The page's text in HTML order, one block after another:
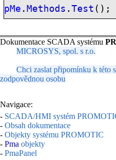
pMe . Methods .Test ();
Dokumentace SCADA systému
MICROSYS, spol. s r.o.
Chci zaslat připomínku k této
zodpovědnou osobu
Navigace:
- SCADA/HMI systém
- Obsah dokumentace
- Objekty systému PROMOTIC
- Pma objekty
- PmaPanel